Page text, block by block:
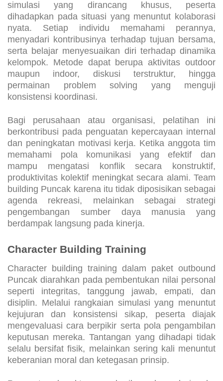
simulasi yang dirancang khusus, peserta
dihadapkan pada situasi yang menuntut kolaborasi
nyata. Setiap individu memahami perannya,
menyadari kontribusinya terhadap tujuan bersama,
serta belajar menyesuaikan diri terhadap dinamika
kelompok. Metode dapat berupa aktivitas outdoor
maupun indoor, diskusi terstruktur, hingga
permainan problem solving yang menguji
konsistensi koordinasi.
Bagi perusahaan atau organisasi, pelatihan ini
berkontribusi pada penguatan kepercayaan internal
dan peningkatan motivasi kerja. Ketika anggota tim
memahami pola komunikasi yang efektif dan
mampu mengatasi konflik secara konstruktif,
produktivitas kolektif meningkat secara alami. Team
building Puncak karena itu tidak diposisikan sebagai
agenda rekreasi, melainkan sebagai strategi
pengembangan sumber daya manusia yang
berdampak langsung pada kinerja.
Character Building Training
Character building training dalam paket outbound
Puncak diarahkan pada pembentukan nilai personal
seperti integritas, tanggung jawab, empati, dan
disiplin. Melalui rangkaian simulasi yang menuntut
kejujuran dan konsistensi sikap, peserta diajak
mengevaluasi cara berpikir serta pola pengambilan
keputusan mereka. Tantangan yang dihadapi tidak
selalu bersifat fisik, melainkan sering kali menuntut
keberanian moral dan ketegasan prinsip.